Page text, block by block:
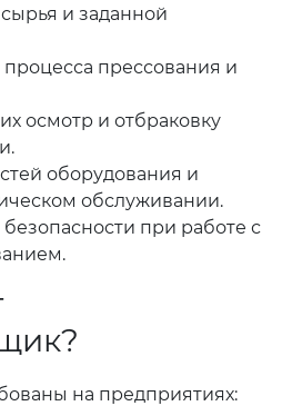
и заданной
прессования и
осмотр и отбраковку
оборудования и
обслуживании.
при работе с
на предприятиях: